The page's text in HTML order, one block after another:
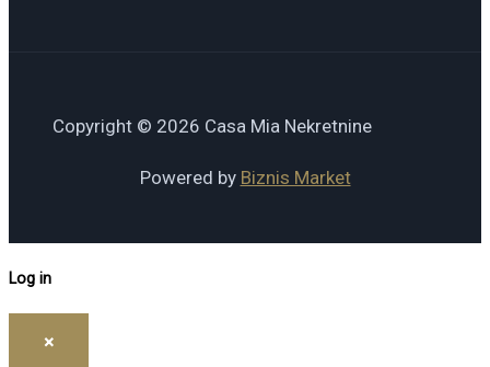
Copyright © 2026 Casa Mia Nekretnine
Powered by Biznis Market
Log in
×